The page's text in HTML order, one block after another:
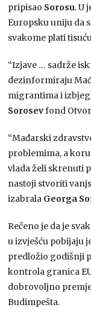
pripisao Sorosu. U
Europsku uniju da
svakome plati
“Izjave … sadrže
dezinformiraju
migrantima i
Sorosevfond
“Mađarski
problemima, a
vlada želi skrenuti
nastoji stvoriti
izabrala Georga
Rečeno je da je
u izvješću pobijaju
predložio godišnji
kontrola granica
dobrovoljno
Budimpešta.